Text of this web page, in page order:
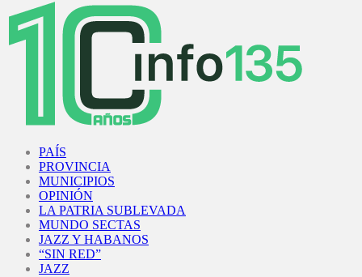
PAÍS
PROVINCIA
MUNICIPIOS
OPINIÓN
LA PATRIA SUBLEVADA
MUNDO SECTAS
JAZZ Y HABANOS
“SIN RED”
JAZZ